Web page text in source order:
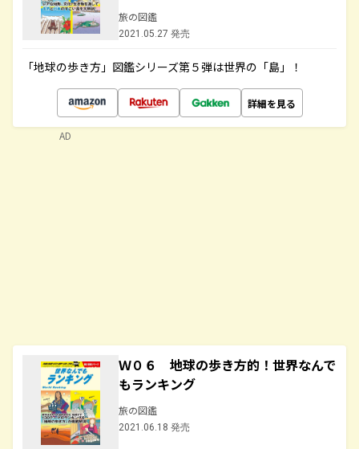
旅の図鑑
2021.05.27 発売
「地球の歩き方」図鑑シリーズ第５弾は世界の「島」！
詳細を見る
Ｗ０６ 地球の歩き方的！世界なんで
もランキング
旅の図鑑
2021.06.18 発売
AD